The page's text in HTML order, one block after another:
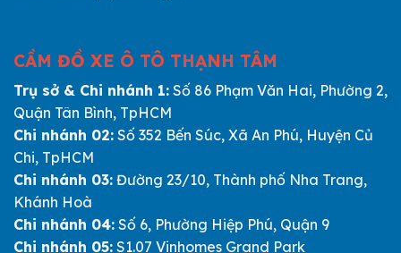
CẦM ĐỒ XE Ô TÔ THẠNH TÂM
Trụ sở & Chi nhánh 1: Số 86 Phạm Văn Hai, Phường 2,
Quận Tân Bình, TpHCM
Chi nhánh 02: Số 352 Bến Súc, Xã An Phú, Huyện Củ
Chi, TpHCM
Chi nhánh 03: Đường 23/10, Thành phố Nha Trang,
Khánh Hoà
Chi nhánh 04: Số 6, Phường Hiệp Phú, Quận 9
Chi nhánh 05: S1.07 Vinhomes Grand Park